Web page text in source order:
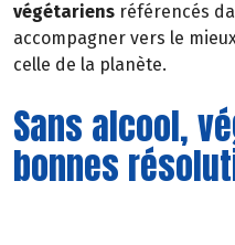
végétariens référencés
accompagner vers le
celle de la planète.
Sans alcool,
bonnes